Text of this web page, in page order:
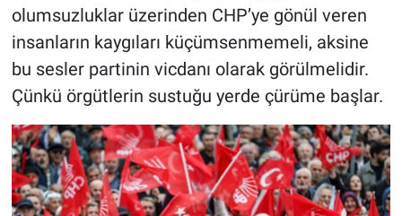
olumsuzluklar üzerinden CHP’ye gönül veren
insanların kaygıları küçümsenmemeli, aksine
bu sesler partinin vicdanı olarak görülmelidir.
Çünkü örgütlerin sustuğu yerde çürüme başlar.